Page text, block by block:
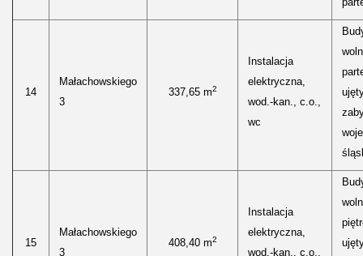
14
Małachowskiego
3
337,65 m2
Instalacja
elektryczna,
wod.-kan., c.o.,
wc
15
Małachowskiego
3
408,40 m2
Instalacja
elektryczna,
wod.-kan., c.o.,